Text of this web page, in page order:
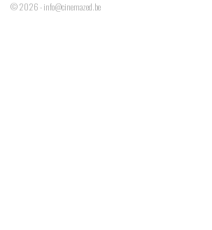
© 2026 - info@cinemazed.be